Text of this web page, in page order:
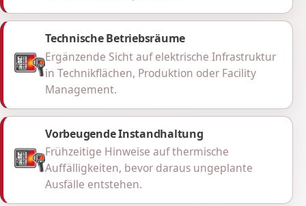
Technische Betriebsräume
Ergänzende Sicht auf elektrische Infrastruktur
in Technikflächen, Produktion oder Facility
Management.
Vorbeugende Instandhaltung
Frühzeitige Hinweise auf thermische
Auffälligkeiten, bevor daraus ungeplante
Ausfälle entstehen.